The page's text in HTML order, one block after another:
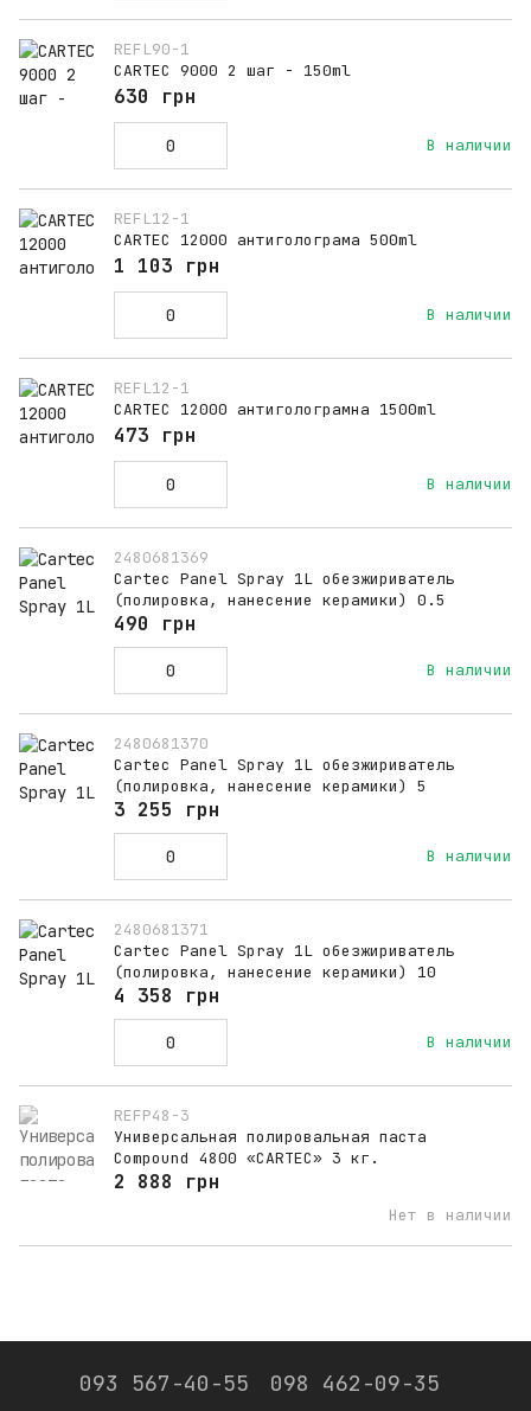
REFL90-1
CARTEC 9000 2 шаг - 150ml
В наличии
630 грн
REFL12-1
CARTEC 12000 антиголограма 500ml
В наличии
1 103 грн
REFL12-1
CARTEC 12000 антиголограмна 1500ml
В наличии
473 грн
2480681369
Cartec Panel Spray 1L обезжириватель
(полировка, нанесение керамики) 0.5
В наличии
490 грн
2480681370
Cartec Panel Spray 1L обезжириватель
(полировка, нанесение керамики) 5
В наличии
3 255 грн
2480681371
Cartec Panel Spray 1L обезжириватель
(полировка, нанесение керамики) 10
В наличии
4 358 грн
REFP48-3
Универсальная полировальная паста
Compound 4800 «CARTEC» 3 кг.
Нет в наличии
2 888 грн
093 567-40-55 098 462-09-35